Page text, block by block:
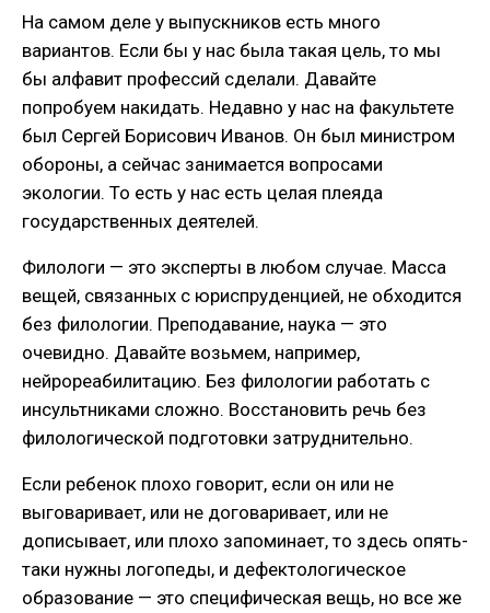
На самом деле у выпускников есть много
вариантов. Если бы у нас была такая цель, то мы
бы алфавит профессий сделали. Давайте
попробуем накидать. Недавно у нас на факультете
был Сергей Борисович Иванов. Он был министром
обороны, а сейчас занимается вопросами
экологии. То есть у нас есть целая плеяда
государственных деятелей.
Филологи — это эксперты в любом случае. Масса
вещей, связанных с юриспруденцией, не обходится
без филологии. Преподавание, наука — это
очевидно. Давайте возьмем, например,
нейрореабилитацию. Без филологии работать с
инсультниками сложно. Восстановить речь без
филологической подготовки затруднительно.
Если ребенок плохо говорит, если он или не
выговаривает, или не договаривает, или не
дописывает, или плохо запоминает, то здесь опять-
таки нужны логопеды, и дефектологическое
образование — это специфическая вещь, но все же